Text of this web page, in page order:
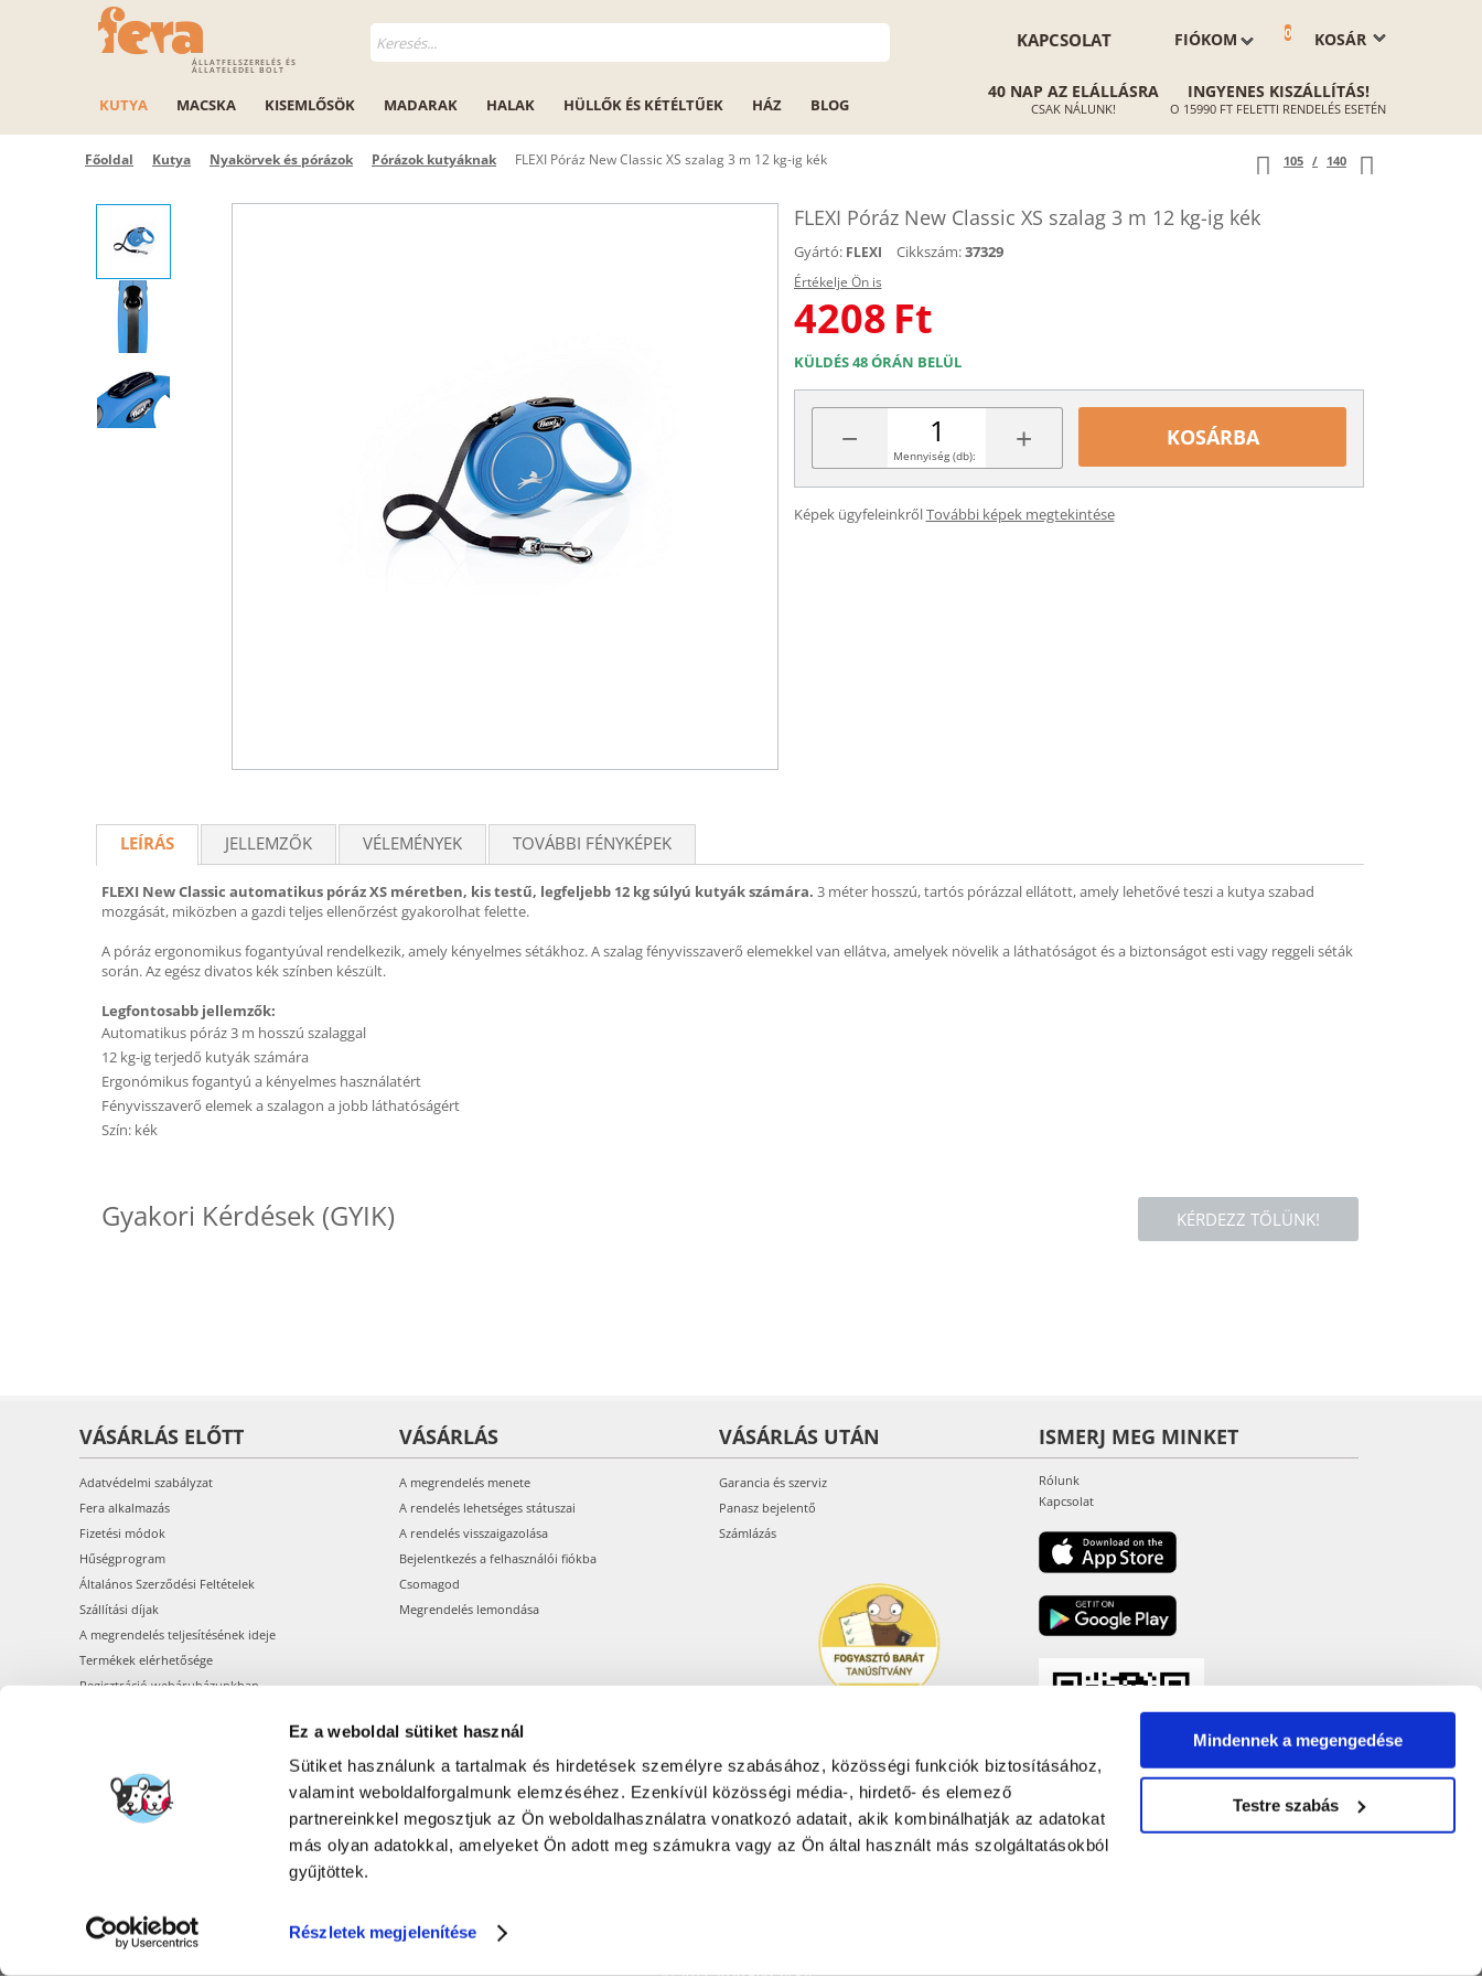
Ez a weboldal sütiket használ
Sütiket használunk a tartalmak és hirdetések személyre szabásához, közösségi funkciók biztosításához,
valamint weboldalforgalmunk elemzéséhez. Ezenkívül közösségi média-, hirdető- és elemező
partnereinkkel megosztjuk az Ön weboldalhasználatra vonatkozó adatait, akik kombinálhatják az adatokat
más olyan adatokkal, amelyeket Ön adott meg számukra vagy az Ön által használt más szolgáltatásokból
gyűjtöttek.
Részletek megjelenítése
Mindennek a megengedése
Testre szabás
ÁLLATFELSZERELÉS ÉS
ÁLLATELEDEL BOLT
KOSÁR
0
FIÓKOM
KAPCSOLAT
KUTYA MACSKA KISEMLŐSÖK MADARAK HALAK HÜLLŐK ÉS KÉTÉLTŰEK HÁZ BLOG
40 NAP AZ ELÁLLÁSRA
CSAK NÁLUNK!
INGYENES KISZÁLLÍTÁS!
O 15990 FT FELETTI RENDELÉS ESETÉN
Főoldal Kutya Nyakörvek és pórázok Pórázok kutyáknak FLEXI Póráz New Classic XS szalag 3 m 12 kg-ig kék 105 / 140
FLEXI Póráz New Classic XS szalag 3 m 12 kg-ig kék
Gyártó: FLEXI Cikkszám:37329
Értékelje Ön is
4208 Ft
KÜLDÉS 48 ÓRÁN BELÜL
− +
Mennyiség (db):
KOSÁRBA
Képek ügyfeleinkrőlTovábbi képek megtekintése
LEÍRÁS JELLEMZŐK VÉLEMÉNYEK TOVÁBBI FÉNYKÉPEK
FLEXI New Classic automatikus póráz XS méretben, kis testű, legfeljebb 12 kg súlyú kutyák számára. 3 méter hosszú, tartós pórázzal ellátott, amely lehetővé teszi a kutya szabad
mozgását, miközben a gazdi teljes ellenőrzést gyakorolhat felette.
A póráz ergonomikus fogantyúval rendelkezik, amely kényelmes sétákhoz. A szalag fényvisszaverő elemekkel van ellátva, amelyek növelik a láthatóságot és a biztonságot esti vagy reggeli séták
során. Az egész divatos kék színben készült.
Legfontosabb jellemzők:
Automatikus póráz 3 m hosszú szalaggal
12 kg-ig terjedő kutyák számára
Ergonómikus fogantyú a kényelmes használatért
Fényvisszaverő elemek a szalagon a jobb láthatóságért
Szín: kék
KÉRDEZZ TŐLÜNK!
Gyakori Kérdések (GYIK)
VÁSÁRLÁS ELŐTT
Adatvédelmi szabályzat
Fera alkalmazás
Fizetési módok
Hűségprogram
Általános Szerződési Feltételek
Szállítási díjak
A megrendelés teljesítésének ideje
Termékek elérhetősége
Regisztráció webáruházunkban
VÁSÁRLÁS
A megrendelés menete
A rendelés lehetséges státuszai
A rendelés visszaigazolása
Bejelentkezés a felhasználói fiókba
Csomagod
Megrendelés lemondása
VÁSÁRLÁS UTÁN
Garancia és szerviz
Panasz bejelentő
Számlázás
Árukereső.hu
ISMERJ MEG MINKET
Rólunk
Kapcsolat